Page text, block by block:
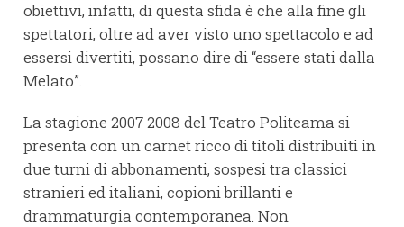
obiettivi, infatti, di questa sfida è che alla fine gli
spettatori, oltre ad aver visto uno spettacolo e ad
essersi divertiti, possano dire di “essere stati dalla
Melato”.
La stagione 2007 2008 del Teatro Politeama si
presenta con un carnet ricco di titoli distribuiti in
due turni di abbonamenti, sospesi tra classici
stranieri ed italiani, copioni brillanti e
drammaturgia contemporanea. Non